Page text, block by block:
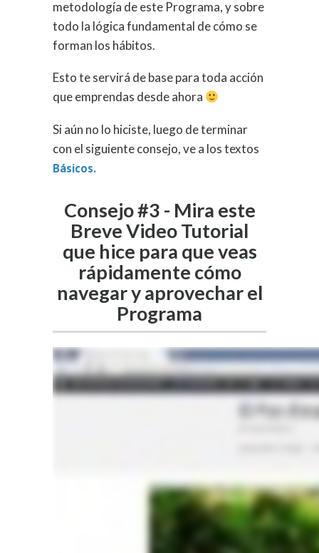
metodología de este Programa, y sobre
todo la lógica fundamental de cómo se
forman los hábitos.
Esto te servirá de base para toda acción
que emprendas desde ahora
Si aún no lo hiciste, luego de terminar
con el siguiente consejo, ve a los textos
Básicos.
Consejo #3 - Mira este
Breve Video Tutorial
que hice para que veas
rápidamente cómo
navegar y aprovechar el
Programa